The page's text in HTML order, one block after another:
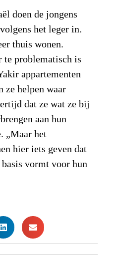
doen de jongens
het leger in.
thuis wonen.
te problematisch is
appartementen
ze helpen waar
dat ze wat ze bij
aan hun
„Maar het
hier iets geven dat
vormt voor hun